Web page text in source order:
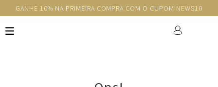
GANHE 10% NA PRIMEIRA COMPRA COM O CUPOM NEWS10